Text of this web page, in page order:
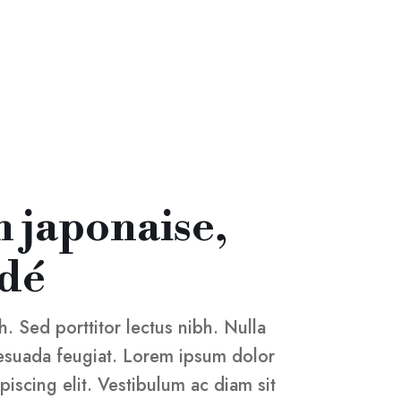
japonaise,
Sed porttitor lectus nibh. Nulla
feugiat. Lorem ipsum dolor
elit. Vestibulum ac diam sit